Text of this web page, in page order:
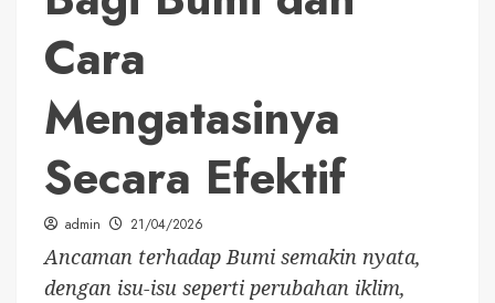
Cara
Mengatasinya
Secara Efektif
admin 21/04/2026
Ancaman terhadap Bumi semakin nyata,
dengan isu-isu seperti perubahan iklim,